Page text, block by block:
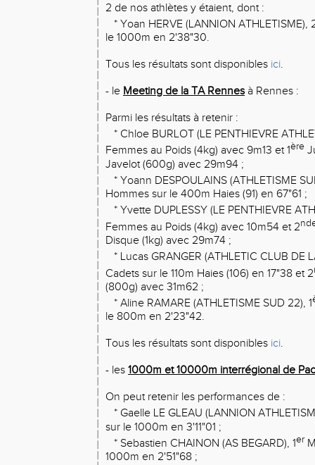
2 de nos athlètes y étaient, dont :
* Yoan HERVE (LANNION ATHLETISME),
le 1000m en 2'38"30.
Tous les résultats sont disponibles ici.
- le Meeting de la TA Rennesà Rennes :
Parmi les résultats à retenir :
* Chloe BURLOT (LE PENTHIEVRE
Femmes au Poids (4kg) avec 9m13 et 1ère
Javelot (600g) avec 29m94 ;
* Yoann DESPOULAINS (ATHLETISME
Hommes sur le 400m Haies (91) en 67"61 ;
* Yvette DUPLESSY (LE PENTHIEVRE
Femmes au Poids (4kg) avec 10m54 et 2
Disque (1kg) avec 29m74 ;
* Lucas GRANGER (ATHLETIC CLUB DE
Cadets sur le 110m Haies (106) en 17"38 et 2
(800g) avec 31m62 ;
* Aline RAMARE (ATHLETISME SUD 22), 1
le 800m en 2'23"42.
Tous les résultats sont disponibles ici.
- les 1000m et 10000m interrégional de
On peut retenir les performances de :
* Gaelle LE GLEAU (LANNION
sur le 1000m en 3'11"01 ;
* Sebastien CHAINON (AS BEGARD), 1er
1000m en 2'51"68 ;